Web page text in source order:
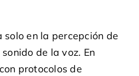
solo en la percepción de
de la voz. En
protocolos de